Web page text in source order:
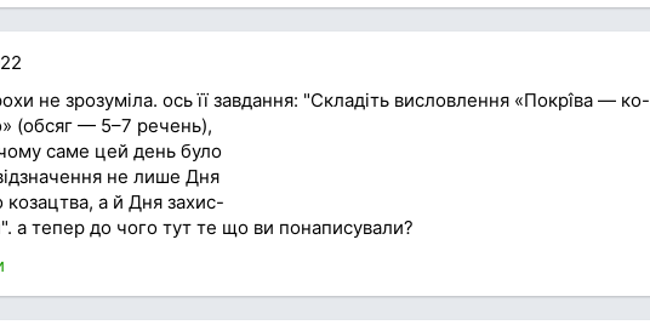
не зрозуміла. ось її завдання: "Складіть висловлення «Покрîва — ко-
(обсяг — 5–7 речень),
саме цей день було
не лише Дня
козацтва, а й Дня захис-
а тепер до чого тут те що ви понаписували?